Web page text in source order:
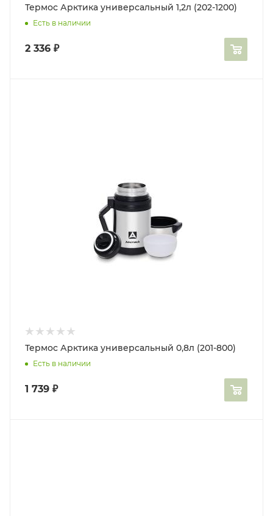
Термос Арктика универсальный 1,2л (202-1200)
Есть в наличии
2 336 ₽
Термос Арктика универсальный 0,8л (201-800)
Есть в наличии
1 739 ₽